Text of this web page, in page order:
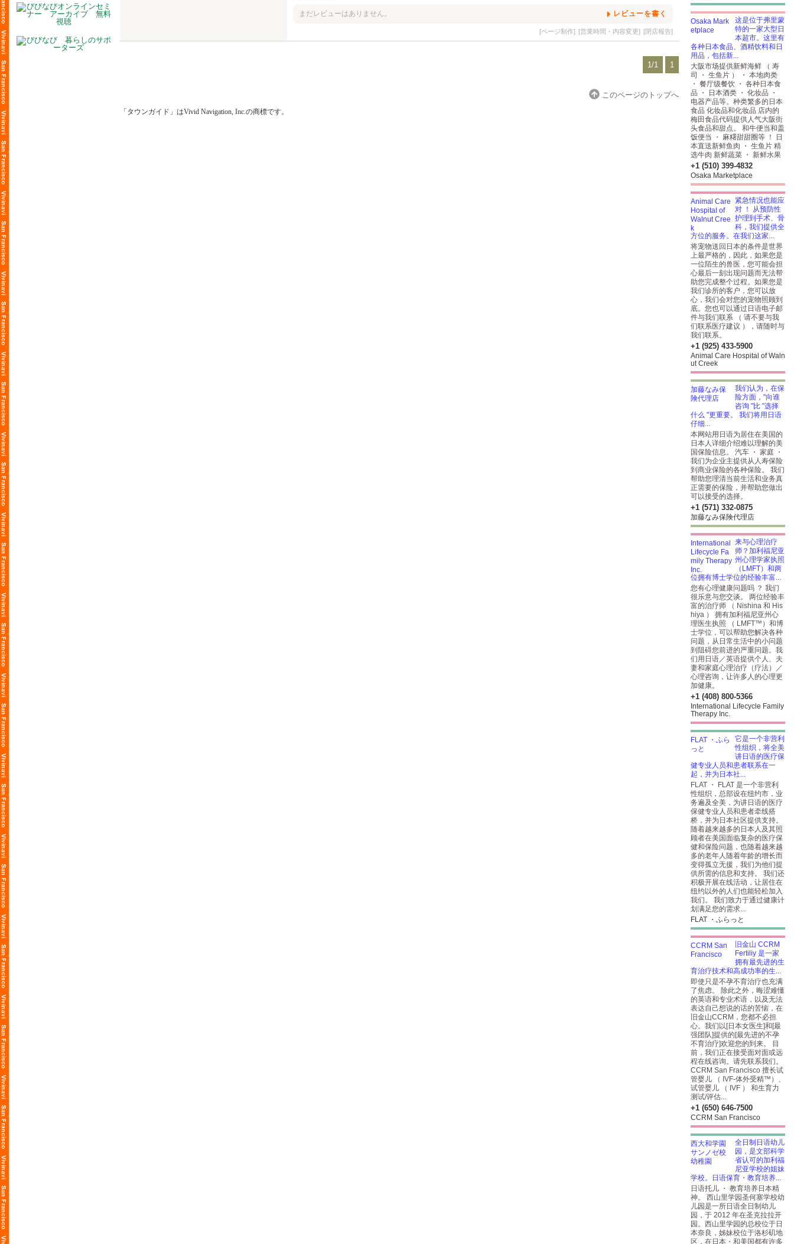
まだレビューはありません。 レビューを書く
[ページ制作] [営業時間・内容変更] [閉店報告]
1/1 1
このページのトップへ
「タウンガイド」はVivid Navigation, Inc.の商標です。
这是位于弗里蒙
特的一家大型日
本超市。这里有
各种日本食品、酒精饮料和日
用品，包括新...
大阪市场提供新鲜海鲜 （ 寿
司 ・ 生鱼片 ） ・ 本地肉类
・ 餐厅级餐饮 ・ 各种日本食
品 ・ 日本酒类 ・ 化妆品 ・
电器产品等。种类繁多的日本
食品 化妆品和化妆品 店内的
梅田食品代码提供人气大阪街
头食品和甜点。 和牛便当和盖
饭便当 ・ 麻糬甜甜圈等 ！ 日
本直送新鲜鱼肉 ・ 生鱼片 精
选牛肉 新鲜蔬菜 ・ 新鲜水果
+1 (510) 399-4832
Osaka Marketplace
紧急情况也能应
对 ！ 从预防性
护理到手术、骨
科，我们提供全
方位的服务。在我们这家...
将宠物送回日本的条件是世界
上最严格的，因此，如果您是
一位陌生的兽医，您可能会担
心最后一刻出现问题而无法帮
助您完成整个过程。如果您是
我们诊所的客户，您可以放
心，我们会对您的宠物照顾到
底。您也可以通过日语电子邮
件与我们联系 （ 请不要与我
们联系医疗建议 ），请随时与
我们联系。
+1 (925) 433-5900
Animal Care Hospital of Waln
ut Creek
我们认为，在保
险方面，"向谁
咨询 "比 "选择
什么 "更重要。 我们将用日语
仔细...
本网站用日语为居住在美国的
日本人详细介绍难以理解的美
国保险信息。 汽车 ・ 家庭 ・
我们为企业主提供从人寿保险
到商业保险的各种保险。 我们
帮助您理清当前生活和业务真
正需要的保险，并帮助您做出
可以接受的选择。
+1 (571) 332-0875
加藤なみ保険代理店
来与心理治疗
师？加利福尼亚
州心理学家执照
（LMFT）和两
位拥有博士学位的经验丰富...
您有心理健康问题吗 ？ 我们
很乐意与您交谈。 两位经验丰
富的治疗师 （ Nishina 和 His
hiya ） 拥有加利福尼亚州心
理医生执照 （ LMFT™）和博
士学位，可以帮助您解决各种
问题，从日常生活中的小问题
到阻碍您前进的严重问题。我
们用日语／英语提供个人、夫
妻和家庭心理治疗（疗法）／
心理咨询，让许多人的心理更
加健康。
+1 (408) 800-5366
International Lifecycle Family
Therapy Inc.
它是一个非营利
性组织，将全美
讲日语的医疗保
健专业人员和患者联系在一
起，并为日本社...
FLAT ・ FLAT 是一个非营利
性组织，总部设在纽约市，业
务遍及全美，为讲日语的医疗
保健专业人员和患者牵线搭
桥，并为日本社区提供支持。
随着越来越多的日本人及其照
顾者在美国面临复杂的医疗保
健和保险问题，也随着越来越
多的老年人随着年龄的增长而
变得孤立无援，我们为他们提
供所需的信息和支持。 我们还
积极开展在线活动，让居住在
纽约以外的人们也能轻松加入
我们。 我们致力于通过健康计
划满足您的需求...
FLAT ・ふらっと
旧金山 CCRM
Fertiliy 是一家
拥有最先进的生
育治疗技术和高成功率的生...
即使只是不孕不育治疗也充满
了焦虑。 除此之外，晦涩难懂
的英语和专业术语，以及无法
表达自己想说的话的苦恼，在
旧金山CCRM，您都不必担
心。我们以[日本女医生]和[最
强团队]提供的[最先进的不孕
不育治疗]欢迎您的到来。 目
前，我们正在接受面对面或远
程在线咨询。请先联系我们。
CCRM San Francisco 擅长试
管婴儿 （ IVF-体外受精™）、
试管婴儿 （ IVF ） 和生育力
测试/评估...
+1 (650) 646-7500
CCRM San Francisco
全日制日语幼儿
园，是文部科学
省认可的加利福
尼亚学校的姐妹
学校。日语保育・教育培养...
日语托儿 ・ 教育培养日本精
神。 西山里学园圣何塞学校幼
儿园是一所日语全日制幼儿
园，于 2012 年在圣克拉拉开
园。西山里学园的总校位于日
本奈良，姊妹校位于洛杉矶地
区，在日本・和美国都有许多